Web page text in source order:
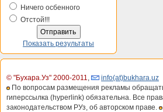
Ничего осбенного
Отстой!!!
Показать результаты
© "Бухара.Уз" 2000-2011,
info(at)bukhara.uz
По вопросам размещения рекламы
гиперссылка (hyperlink) обязательна. Все
законодательством РУз, об авторском праве.